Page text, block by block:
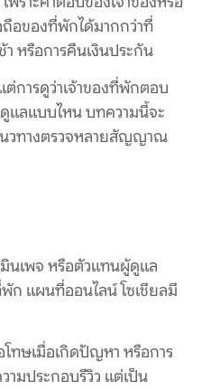
อของที่พักได้มากกว่าที่
หรือการคืนเงินประกัน
การดูว่าเจ้าของที่พักตอบ
ดูแลแบบไหน บทความนี้จะ
วทางตรวจหลายสัญญาณ
นเพจ หรือตัวแทนผู้ดูแล
ก แผนที่ออนไลน์ โซเชียลมี
ทษเมื่อเกิดปัญหา หรือการ
ามประกอบรีวิว แต่เป็น